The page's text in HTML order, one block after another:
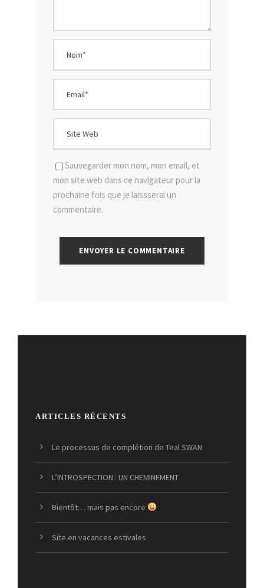
Sauvegarder mon nom, mon email, et
mon site web dans ce navigateur pour la
prochaine fois que je laissserai un
commentaire.
ARTICLES RÉCENTS
Le processus de complétion de Teal SWAN
L’INTROSPECTION : UN CHEMINEMENT
Bientôt… mais pas encore
Site en vacances estivales